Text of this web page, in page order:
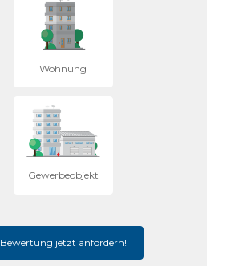
Wohnung
Gewerbeobjekt
Bewertung jetzt anfordern!